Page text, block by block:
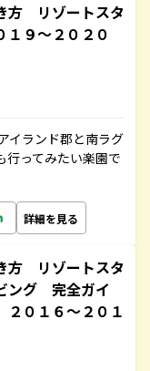
方 リゾートスタ
９～２０２０
イランド郡と南ラグ
行ってみたい楽園で
詳細を見る
方 リゾートスタ
ング 完全ガイ
０１６～２０１